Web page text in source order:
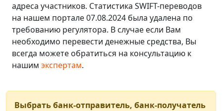
адреса участников. Статистика SWIFT-переводов
на нашем портале 07.08.2024 была удалена по
требованию регулятора. В случае если Вам
необходимо перевести денежные средства, Вы
всегда можете обратиться на консультацию к
нашим экспертам.
Выбрать банк-отправитель, банк-получатель